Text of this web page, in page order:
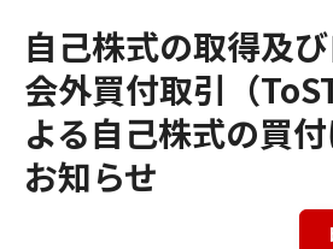
自己株式の取得及
会外買付取引（
よる自己株式の買
お知らせ